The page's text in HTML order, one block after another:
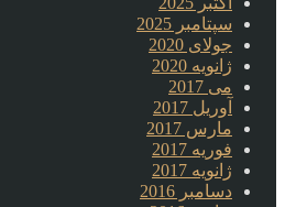
سپتامبر 2025
جولای 2020
ژانویه 2020
می 2017
آوریل 2017
مارس 2017
فوریه 2017
ژانویه 2017
دسامبر 2016